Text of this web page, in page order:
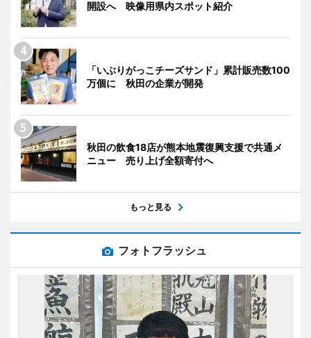
開設へ 映像用県内スポット紹介
「いぶりがっこチーズサンド」累計販売数100
万個に 秋田の企業が開発
秋田の飲食18店が熊本地震復興支援で共通メ
ニュー 売り上げ全額寄付へ
もっと見る
フォトフラッシュ